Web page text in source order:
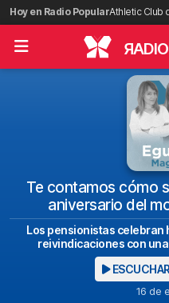
Saltar
al
contenido
Hoy en Radio PopularAthletic Club
R
Te contamos cómo
aniversario del
Los pensionistas celebran
reivindicaciones con
16 de